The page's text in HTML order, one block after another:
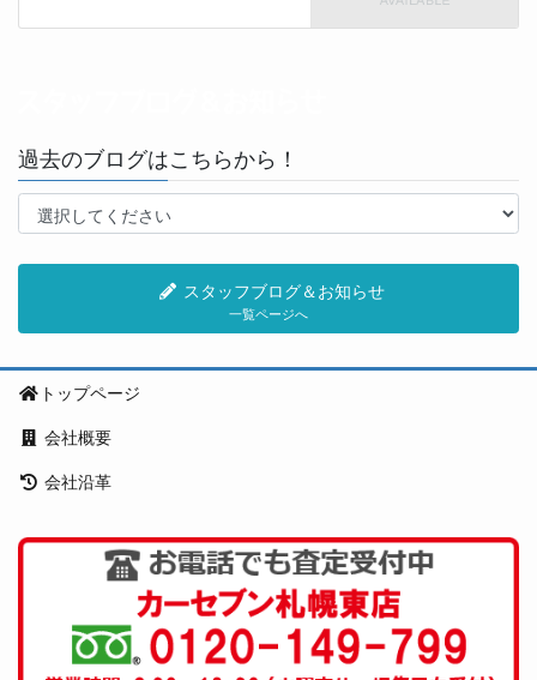
過去のブログはこちらから！
スタッフブログ＆お知らせ
一覧ページへ
トップページ
会社概要
会社沿革